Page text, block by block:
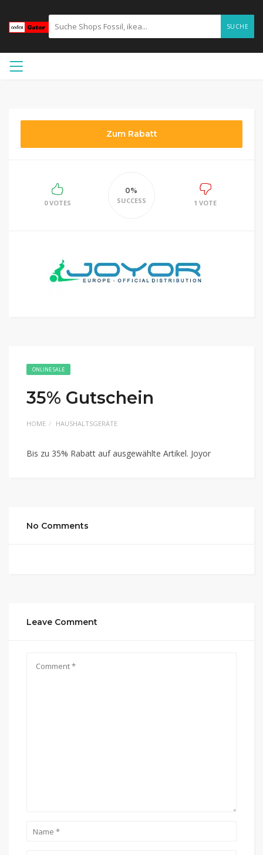
SUCHE
Zum Rabatt
0 VOTES
0%
SUCCESS
1 VOTE
ONLINE SALE
35% Gutschein
HOME HAUSHALTSGERÄTE
Bis zu 35% Rabatt auf ausgewählte Artikel. Joyor
No Comments
Leave Comment